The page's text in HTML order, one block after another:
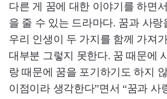
다른 게 꿈에 대한 이야기를 하면
을 줄 수 있는 드라마다. 꿈과 사랑
우리 인생이 두 가지를 함께 가져
대부분 그렇지 못한다. 꿈 때문에
랑 때문에 꿈을 포기하기도 하지
이점이라 생각한다”면서 “꿈과 사